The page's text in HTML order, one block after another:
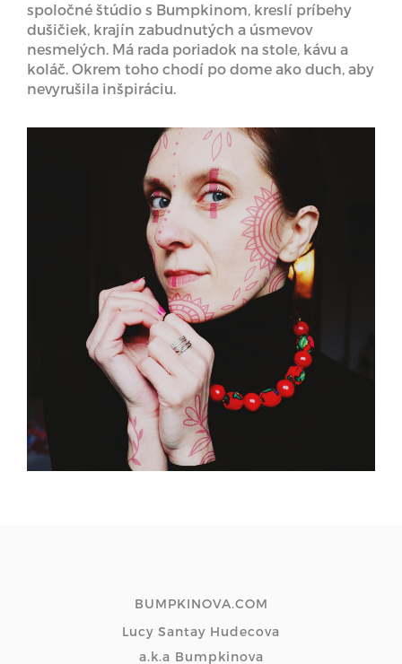
spoločné štúdio s Bumpkinom, kreslí príbehy
dušičiek, krajín zabudnutých a úsmevov
nesmelých. Má rada poriadok na stole, kávu a
koláč. Okrem toho chodí po dome ako duch, aby
nevyrušila inšpiráciu.
BUMPKINOVA.COM
Lucy Santay Hudecova
a.k.a Bumpkinova